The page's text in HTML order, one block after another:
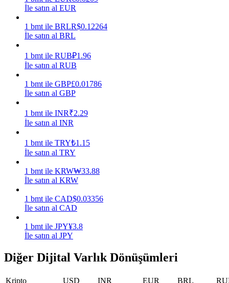
Power Piggy
Staking
Yüksek getiri ve anında erişim
İle satın al EUR
1 bmt ile BRLR$0.12264
İle satın al BRL
1 bmt ile RUB₽1.96
İle satın al RUB
1 bmt ile GBP£0.01786
İle satın al GBP
1 bmt ile INR₹2.29
İle satın al INR
1 bmt ile TRY₺1.15
İle satın al TRY
1 bmt ile KRW₩33.88
İle satın al KRW
1 bmt ile CAD$0.03356
İle satın al CAD
1 bmt ile JPY¥3.8
İle satın al JPY
Diğer Dijital Varlık Dönüşümleri
Kripto USD INR EUR BRL